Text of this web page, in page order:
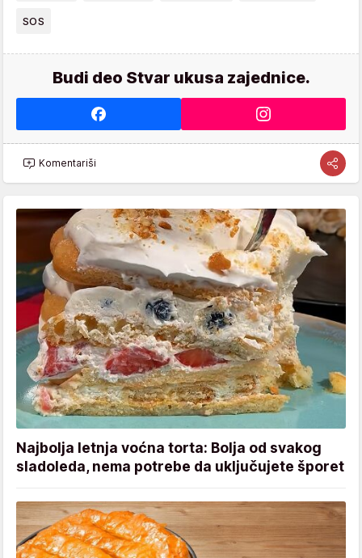
SOS
Budi deo Stvar ukusa zajednice.
Komentariši
Najbolja letnja voćna torta: Bolja od svakog
sladoleda, nema potrebe da uključujete šporet